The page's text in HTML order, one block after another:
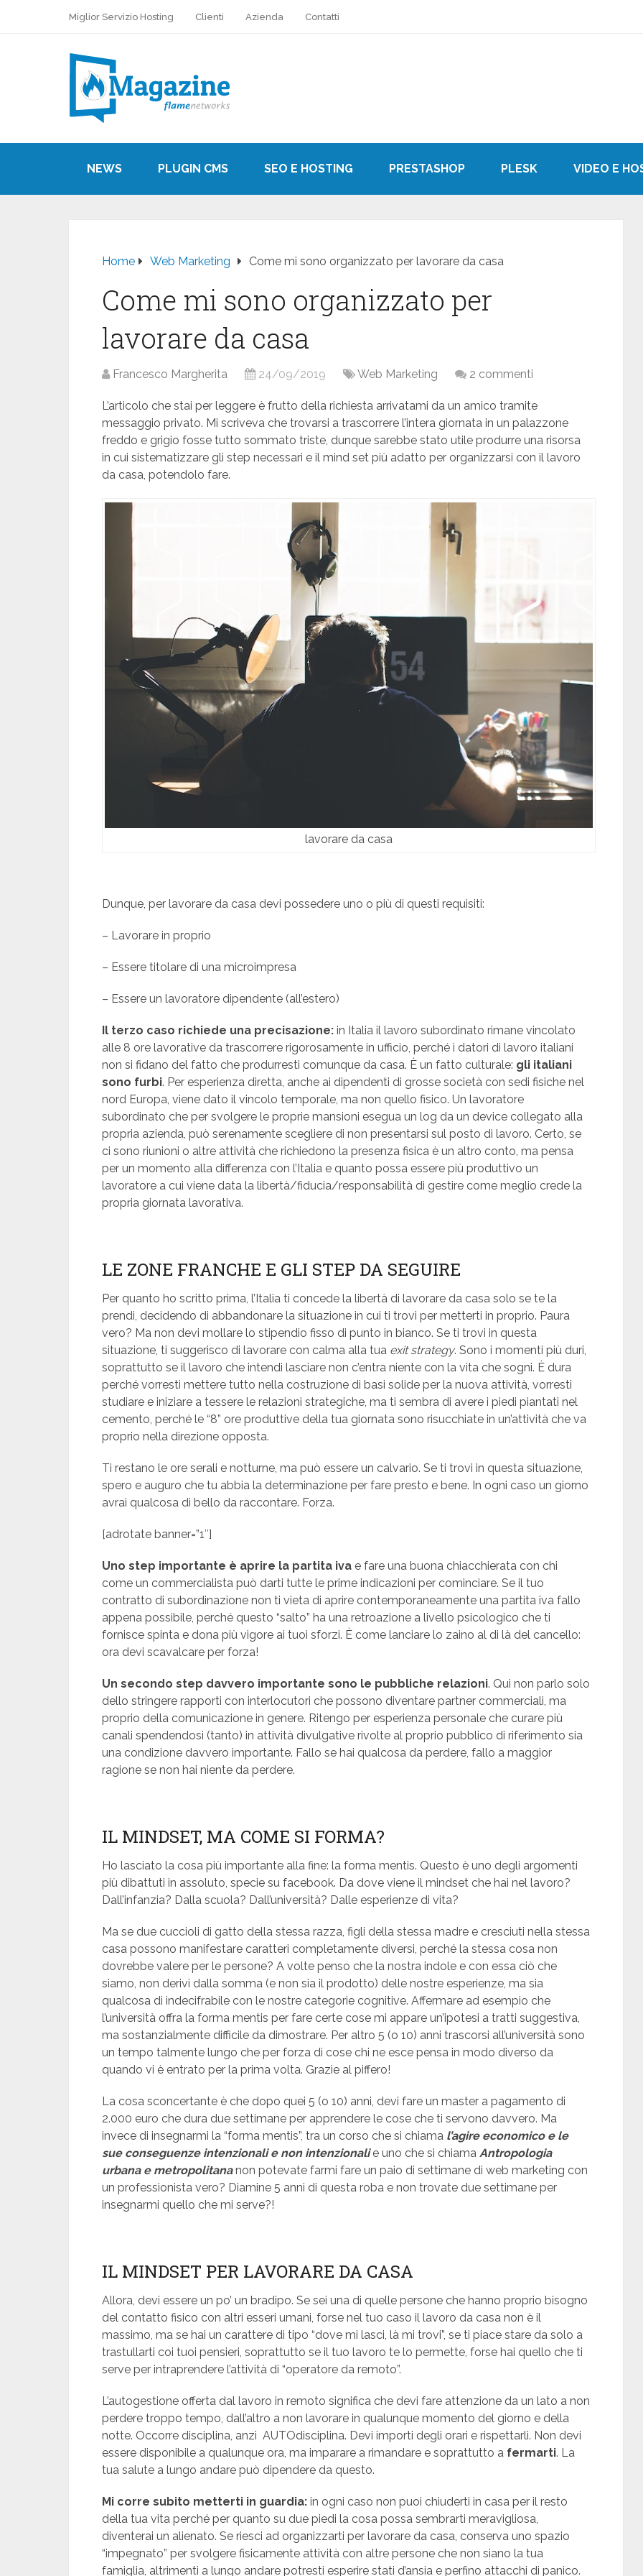
Miglior Servizio Hosting Clienti Azienda Contatti
NEWS PLUGIN CMS SEO E HOSTING PRESTASHOP PLESK VIDEO E
Home Web Marketing Come mi sono organizzato per lavorare da casa
Come mi sono organizzato per
lavorare da casa
Francesco Margherita 24/09/2019 Web Marketing 2 commenti
L’articolo che stai per leggere è frutto della richiesta arrivatami da un amico tramite
messaggio privato. Mi scriveva che trovarsi a trascorrere l’intera giornata in un palazzone
freddo e grigio fosse tutto sommato triste, dunque sarebbe stato utile produrre una risorsa
in cui sistematizzare gli step necessari e il mind set più adatto per organizzarsi con il lavoro
da casa, potendolo fare.
lavorare da casa
Dunque, per lavorare da casa devi possedere uno o più di questi requisiti:
– Lavorare in proprio
– Essere titolare di una microimpresa
– Essere un lavoratore dipendente (all’estero)
Il terzo caso richiede una precisazione: in Italia il lavoro subordinato rimane vincolato
alle 8 ore lavorative da trascorrere rigorosamente in ufficio, perché i datori di lavoro italiani
non si fidano del fatto che produrresti comunque da casa. È un fatto culturale: gli italiani
sono furbi. Per esperienza diretta, anche ai dipendenti di grosse società con sedi fisiche nel
nord Europa, viene dato il vincolo temporale, ma non quello fisico. Un lavoratore
subordinato che per svolgere le proprie mansioni esegua un log da un device collegato alla
propria azienda, può serenamente scegliere di non presentarsi sul posto di lavoro. Certo, se
ci sono riunioni o altre attività che richiedono la presenza fisica è un altro conto, ma pensa
per un momento alla differenza con l’Italia e quanto possa essere più produttivo un
lavoratore a cui viene data la libertà/fiducia/responsabilità di gestire come meglio crede la
propria giornata lavorativa.
LE ZONE FRANCHE E GLI STEP DA SEGUIRE
Per quanto ho scritto prima, l’Italia ti concede la libertà di lavorare da casa solo se te la
prendi, decidendo di abbandonare la situazione in cui ti trovi per metterti in proprio. Paura
vero? Ma non devi mollare lo stipendio fisso di punto in bianco. Se ti trovi in questa
situazione, ti suggerisco di lavorare con calma alla tua exit strategy. Sono i momenti più duri,
soprattutto se il lavoro che intendi lasciare non c’entra niente con la vita che sogni. È dura
perché vorresti mettere tutto nella costruzione di basi solide per la nuova attività, vorresti
studiare e iniziare a tessere le relazioni strategiche, ma ti sembra di avere i piedi piantati nel
cemento, perché le “8” ore produttive della tua giornata sono risucchiate in un’attività che va
proprio nella direzione opposta.
Ti restano le ore serali e notturne, ma può essere un calvario. Se ti trovi in questa situazione,
spero e auguro che tu abbia la determinazione per fare presto e bene. In ogni caso un giorno
avrai qualcosa di bello da raccontare. Forza.
[adrotate banner=”1″]
Uno step importante è aprire la partita iva e fare una buona chiacchierata con chi
come un commercialista può darti tutte le prime indicazioni per cominciare. Se il tuo
contratto di subordinazione non ti vieta di aprire contemporaneamente una partita iva fallo
appena possibile, perché questo “salto” ha una retroazione a livello psicologico che ti
fornisce spinta e dona più vigore ai tuoi sforzi. È come lanciare lo zaino al di là del cancello:
ora devi scavalcare per forza!
Un secondo step davvero importante sono le pubbliche relazioni. Qui non parlo solo
dello stringere rapporti con interlocutori che possono diventare partner commerciali, ma
proprio della comunicazione in genere. Ritengo per esperienza personale che curare più
canali spendendosi (tanto) in attività divulgative rivolte al proprio pubblico di riferimento sia
una condizione davvero importante. Fallo se hai qualcosa da perdere, fallo a maggior
ragione se non hai niente da perdere.
IL MINDSET, MA COME SI FORMA?
Ho lasciato la cosa più importante alla fine: la forma mentis. Questo è uno degli argomenti
più dibattuti in assoluto, specie su facebook. Da dove viene il mindset che hai nel lavoro?
Dall’infanzia? Dalla scuola? Dall’università? Dalle esperienze di vita?
Ma se due cuccioli di gatto della stessa razza, figli della stessa madre e cresciuti nella stessa
casa possono manifestare caratteri completamente diversi, perché la stessa cosa non
dovrebbe valere per le persone? A volte penso che la nostra indole e con essa ciò che
siamo, non derivi dalla somma (e non sia il prodotto) delle nostre esperienze, ma sia
qualcosa di indecifrabile con le nostre categorie cognitive. Affermare ad esempio che
l’università offra la forma mentis per fare certe cose mi appare un’ipotesi a tratti suggestiva,
ma sostanzialmente difficile da dimostrare. Per altro 5 (o 10) anni trascorsi all’università sono
un tempo talmente lungo che per forza di cose chi ne esce pensa in modo diverso da
quando vi è entrato per la prima volta. Grazie al piffero!
La cosa sconcertante è che dopo quei 5 (o 10) anni, devi fare un master a pagamento di
2.000 euro che dura due settimane per apprendere le cose che ti servono davvero. Ma
invece di insegnarmi la “forma mentis”, tra un corso che si chiama l’agire economico e le
sue conseguenze intenzionali e non intenzionalie uno che si chiama Antropologia
urbana e metropolitananon potevate farmi fare un paio di settimane di web marketing con
un professionista vero? Diamine 5 anni di questa roba e non trovate due settimane per
insegnarmi quello che mi serve?!
IL MINDSET PER LAVORARE DA CASA
Allora, devi essere un po’ un bradipo. Se sei una di quelle persone che hanno proprio bisogno
del contatto fisico con altri esseri umani, forse nel tuo caso il lavoro da casa non è il
massimo, ma se hai un carattere di tipo “dove mi lasci, là mi trovi”, se ti piace stare da solo a
trastullarti coi tuoi pensieri, soprattutto se il tuo lavoro te lo permette, forse hai quello che ti
serve per intraprendere l’attività di “operatore da remoto”.
L’autogestione offerta dal lavoro in remoto significa che devi fare attenzione da un lato a non
perdere troppo tempo, dall’altro a non lavorare in qualunque momento del giorno e della
notte. Occorre disciplina, anzi AUTOdisciplina. Devi importi degli orari e rispettarli. Non devi
essere disponibile a qualunque ora, ma imparare a rimandare e soprattutto a fermarti. La
tua salute a lungo andare può dipendere da questo.
Mi corre subito metterti in guardia: in ogni caso non puoi chiuderti in casa per il resto
della tua vita perché per quanto su due piedi la cosa possa sembrarti meravigliosa,
diventerai un alienato. Se riesci ad organizzarti per lavorare da casa, conserva uno spazio
“impegnato” per svolgere fisicamente attività con altre persone che non siano la tua
famiglia, altrimenti a lungo andare potresti esperire stati d’ansia e perfino attacchi di panico.